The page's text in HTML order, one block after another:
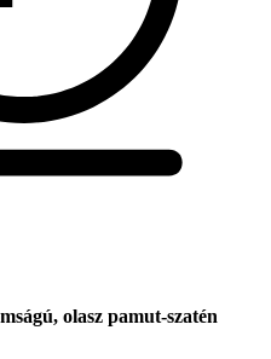
olasz pamut-szatén